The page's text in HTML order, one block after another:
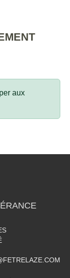
aux